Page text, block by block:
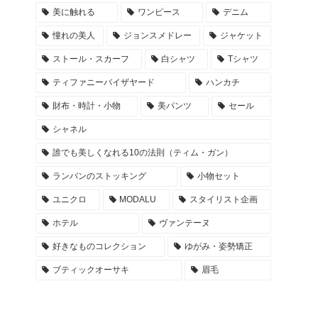
美に触れる ワンピース デニム
憧れの美人 ジョンスメドレー ジャケット
ストール・スカーフ 白シャツ Tシャツ
ティファニーバイザヤード ハンカチ
財布・時計・小物 美パンツ セール
シャネル
誰でも美しくなれる10の法則（ティム・ガン）
ランバンのストッキング 小物セット
ユニクロ MODALU スタイリスト企画
ホテル ヴァンテーヌ
好きなものコレクション ゆがみ・姿勢矯正
ブティックオーサキ 眉毛